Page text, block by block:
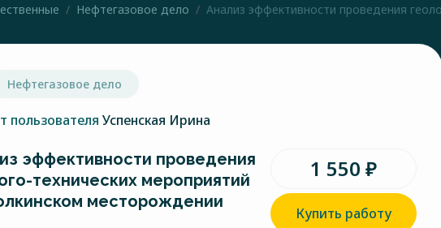
Нефтегазовое дело Анализ эффективности проведения
Нефтегазовое дело
пользователя Успенская Ирина
эффективности проведения
технических мероприятий
месторождении
1 550 ₽
Купить работу